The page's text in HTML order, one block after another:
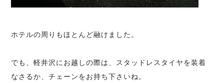
ホテルの周りもほとんど融けました。
でも、軽井沢にお越しの際は、スタッドレスタイヤを装着
なさるか、チェーンをお持ち下さいね。